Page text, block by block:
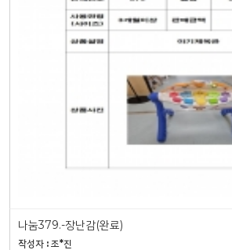
나눔379.-장난감(완료)
작성자 : 조*진